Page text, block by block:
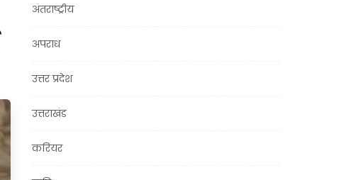
अंतराष्ट्रीय
अपराध
उत्तर प्रदेश
उत्तराखंड
करियर